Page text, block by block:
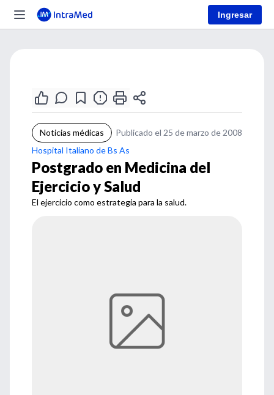
Ingresar
Noticias médicas
Publicado el 25 de marzo de 2008
Hospital Italiano de Bs As
Postgrado en Medicina del
Ejercicio y Salud
El ejercicio como estrategia para la salud.